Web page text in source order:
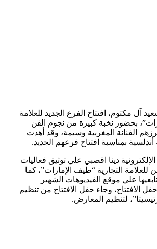
آل مكتوم، افتتاح الفرع الجديد للعلامة
بحضور نخبة كبيرة من نجوم الفن
الفنانة المغربية وسيمة، وقد أهدت
أندلسية بمناسبة افتتاح فرعهم الجديد.
دينا اقصبي علي توثيق فعاليات
للعلامة التجارية “طيف الإمارات”، كما
علي موقع الفيديوهات الشهير
الافتتاح، وجاء حفل الافتتاح من تنظيم
لتنظيم المعارض.